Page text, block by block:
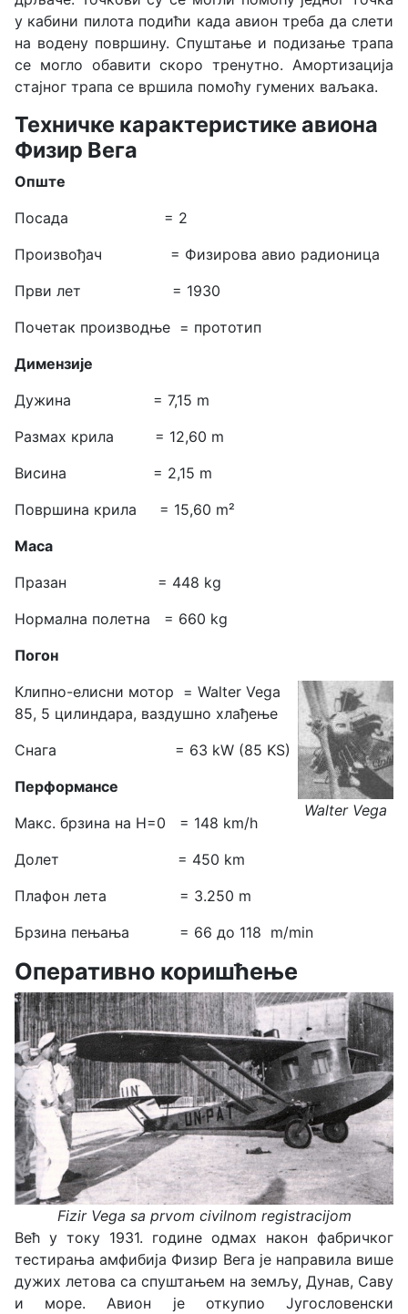
у кабини пилота подићи када авион треба да слети
на водену површину. Спуштање и подизање трапа
се могло обавити скоро тренутно. Амортизација
стајног трапа се вршила помоћу гумених ваљака.
Техничке карактеристике авиона
Физир Вега
Опште
Посада = 2
Произвођач = Физирова авио радионица
Први лет = 1930
Почетак производње = прототип
Димензије
Дужина = 7,15 m
Размах крила = 12,60 m
Висина = 2,15 m
Површина крила = 15,60 m²
Маса
Празан = 448 kg
Нормална полетна = 660 kg
Погон
Walter Vega
Клипно-елисни мотор = Walter Vega
85, 5 цилиндара, ваздушно хлађење
Снага = 63 kW (85 KS)
Перформансе
Макс. брзина на H=0 = 148 km/h
Долет = 450 km
Плафон лета = 3.250 m
Брзина пењања = 66 до 118 m/min
Оперативно коришћење
Fizir Vega sa prvom civilnom registracijom
Већ у току 1931. године одмах након фабричког
тестирања амфибија Физир Вега је направила више
дужих летова са спуштањем на земљу, Дунав, Саву
и море. Авион је откупио Југословенски